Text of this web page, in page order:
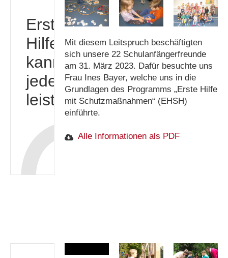
Erste
Hilfe
kann
jeder
leisten!
Mit diesem Leitspruch beschäftigten
sich unsere 22 Schulanfängerfreunde
am 31. März 2023. Dafür besuchte uns
Frau Ines Bayer, welche uns in die
Grundlagen des Programms „Erste Hilfe
mit Schutzmaßnahmen“ (EHSH)
einführte.
Alle Informationen als PDF